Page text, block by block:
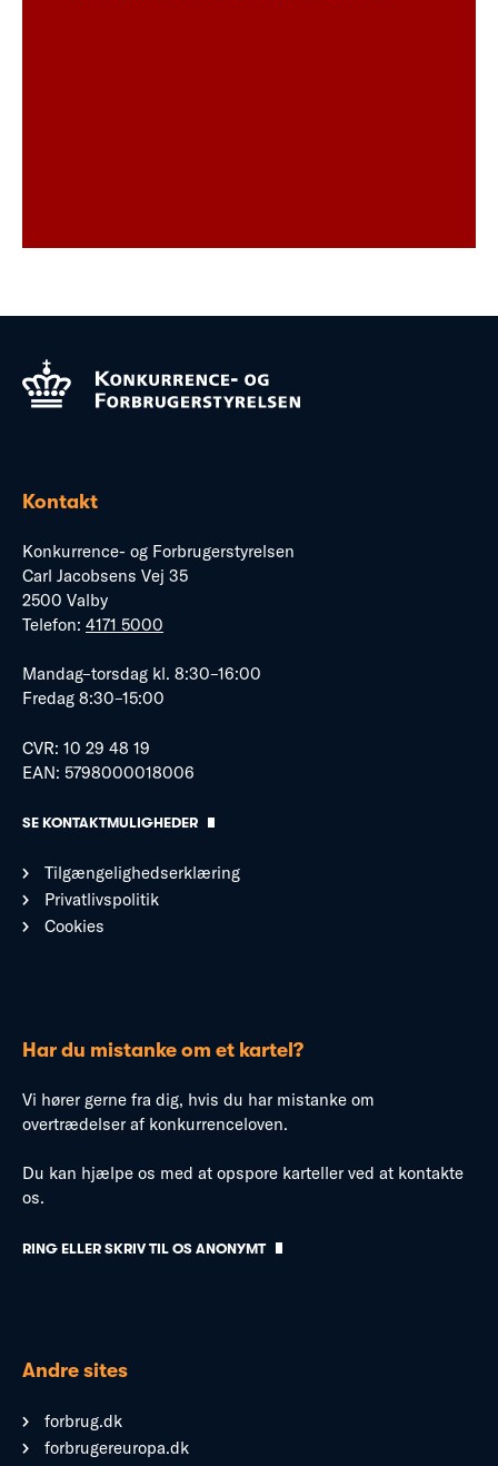
Kontakt
Konkurrence- og Forbrugerstyrelsen
Carl Jacobsens Vej 35
2500 Valby
Telefon: 4171 5000
Mandag–torsdag kl. 8:30–16:00
Fredag 8:30–15:00
CVR: 10 29 48 19
EAN: 5798000018006
SE KONTAKTMULIGHEDER
Tilgængelighedserklæring
Privatlivspolitik
Cookies
Har du mistanke om et kartel?
Vi hører gerne fra dig, hvis du har mistanke om
overtrædelser af konkurrenceloven.
Du kan hjælpe os med at opspore karteller ved at kontakte
os.
RING ELLER SKRIV TIL OS ANONYMT
Andre sites
forbrug.dk
forbrugereuropa.dk